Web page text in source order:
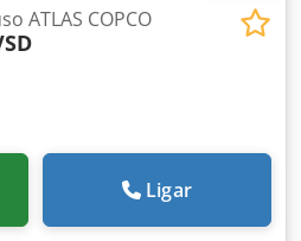
ATLAS COPCO
Ligar